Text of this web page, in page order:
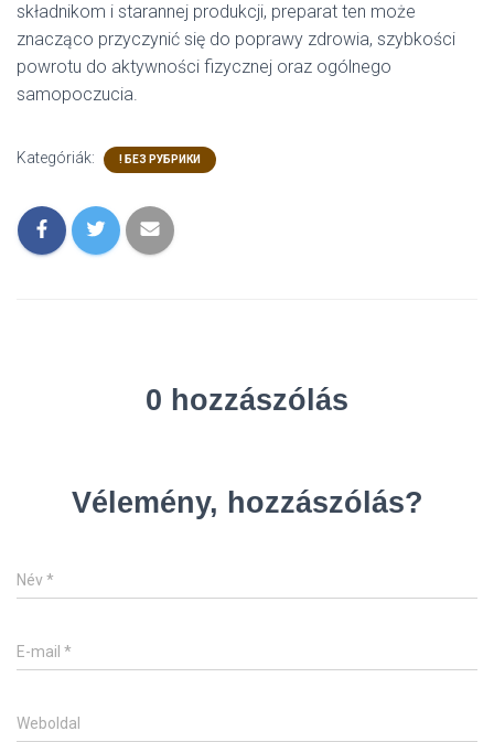
składnikom i starannej produkcji, preparat ten może
znacząco przyczynić się do poprawy zdrowia, szybkości
powrotu do aktywności fizycznej oraz ogólnego
samopoczucia.
Kategóriák: ! БЕЗ РУБРИКИ
0 hozzászólás
Vélemény, hozzászólás?
Név*
E-mail *
Weboldal